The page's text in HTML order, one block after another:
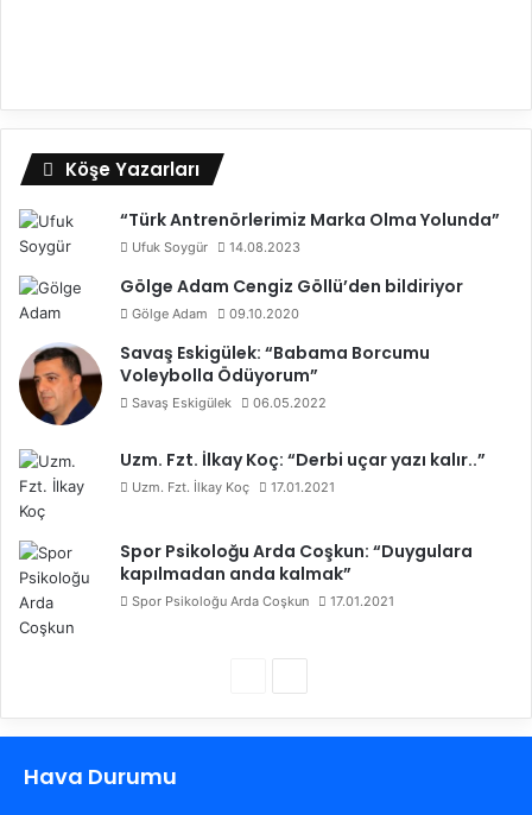
Köşe Yazarları
“Türk Antrenörlerimiz Marka Olma Yolunda”
Ufuk Soygür 14.08.2023
Gölge Adam Cengiz Göllü’den bildiriyor
Gölge Adam 09.10.2020
Savaş Eskigülek: “Babama Borcumu
Voleybolla Ödüyorum”
Savaş Eskigülek 06.05.2022
Uzm. Fzt. İlkay Koç: “Derbi uçar yazı kalır..”
Uzm. Fzt. İlkay Koç 17.01.2021
Spor Psikoloğu Arda Coşkun: “Duygulara
kapılmadan anda kalmak”
Spor Psikoloğu Arda Coşkun 17.01.2021
c
n
Hava Durumu